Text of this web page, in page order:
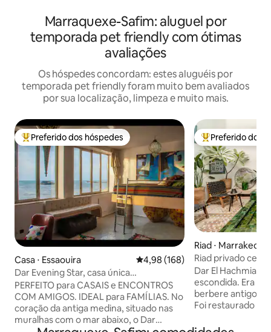
Marraquexe-Safim: aluguel por
temporada pet friendly com ótimas
avaliações
Os hóspedes concordam: estes aluguéis por
temporada pet friendly foram muito bem avaliados
por sua localização, limpeza e muito mais.
Entre os melhores preferidos dos hóspedes
Preferido dos hóspedes
Casa ⋅ Essaouira 4,98 de uma avaliação média de
4,98 (168)
Dar Evening Star, casa única
diretamente no mar!
PERFEITO para CASAIS e ENCONTROS
COM AMIGOS. IDEAL para FAMÍLIAS. No
coração da antiga medina, situado nas
muralhas com o mar abaixo, o Dar
Entre os
Preferido dos
Riad ⋅ Marrakech
Riad privado
Piscina no
Dar El Hachmia é
escondida. Era a
berbere antigo).
Foi restaurado
oferece todos os